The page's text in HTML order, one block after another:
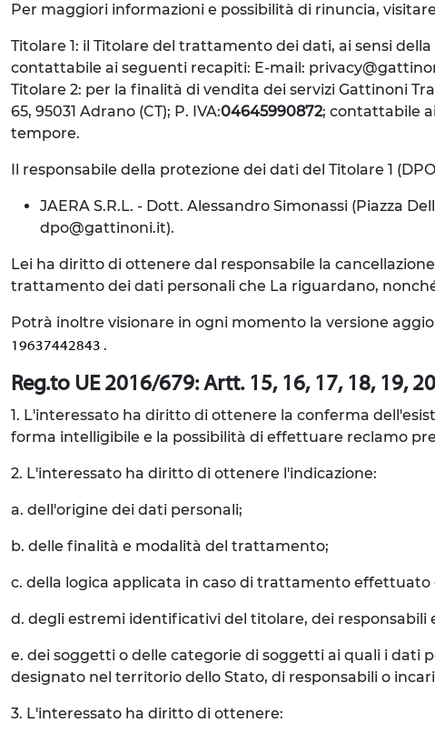
Per maggiori informazioni e possibilità di rinuncia,
Titolare 1: il Titolare del trattamento dei dati, ai sensi della
contattabile ai seguenti recapiti: E-mail:
Titolare 2: per la finalità di vendita dei servizi Gattinoni
65, 95031 Adrano (CT); P. IVA:04645990872; contattabile
tempore.
Il responsabile della protezione dei dati del Titolare 1
JAERA S.R.L. - Dott. Alessandro Simonassi (Piazza
dpo@gattinoni.it).
Lei ha diritto di ottenere dal responsabile la
trattamento dei dati personali che La riguardano, nonché
Potrà inoltre visionare in ogni momento la versione
19637442843 .
Reg.to UE 2016/679: Artt. 15, 16, 17, 18, 19,
1. L'interessato ha diritto di ottenere la conferma
forma intelligibile e la possibilità di effettuare reclamo
2. L'interessato ha diritto di ottenere l'indicazione:
a. dell'origine dei dati personali;
b. delle finalità e modalità del trattamento;
c. della logica applicata in caso di trattamento
d. degli estremi identificativi del titolare, dei responsabili
e. dei soggetti o delle categorie di soggetti ai quali i dati
designato nel territorio dello Stato, di responsabili o
3. L'interessato ha diritto di ottenere: